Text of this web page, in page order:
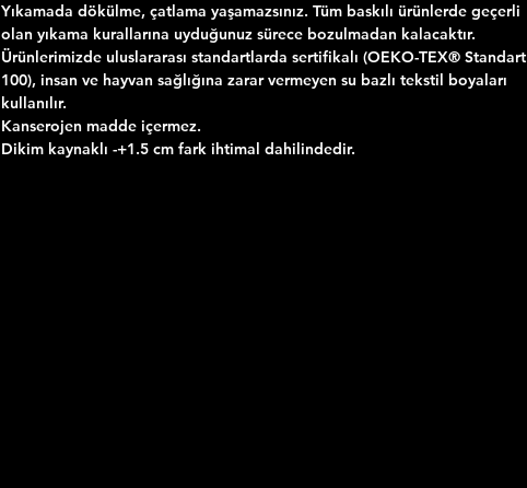
Yıkamada dökülme, çatlama yaşamazsınız. Tüm baskılı ürünlerde geçerli
olan yıkama kurallarına uyduğunuz sürece bozulmadan kalacaktır.
Ürünlerimizde uluslararası standartlarda sertifikalı (OEKO-TEX® Standart
100), insan ve hayvan sağlığına zarar vermeyen su bazlı tekstil boyaları
kullanılır.
Kanserojen madde içermez.
Dikim kaynaklı -+1.5 cm fark ihtimal dahilindedir.